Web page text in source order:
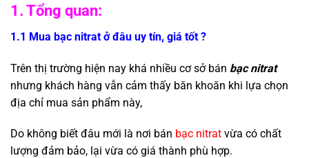
1. Tổng quan:
1.1 Mua bạc nitrat ở đâu uy tín, giá tốt ?
Trên thị trường hiện nay khá nhiều cơ sở bán bạc nitrat
nhưng khách hàng vẫn cảm thấy băn khoăn khi lựa chọn
địa chỉ mua sản phẩm này,
Do không biết đâu mới là nơi bán bạc nitrat vừa có chất
lượng đảm bảo, lại vừa có giá thành phù hợp.